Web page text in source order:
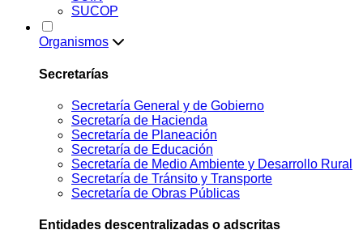
SUCOP
Organismos
Secretarías
Secretaría General y de Gobierno
Secretaría de Hacienda
Secretaría de Planeación
Secretaría de Educación
Secretaría de Medio Ambiente y Desarrollo Rural
Secretaría de Tránsito y Transporte
Secretaría de Obras Públicas
Entidades descentralizadas o adscritas